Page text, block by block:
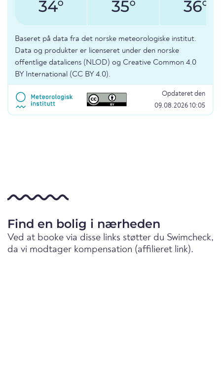
34° 35° 36°
Baseret på data fra det norske meteorologiske institut.
Data og produkter er licenseret under den norske
offentlige datalicens (NLOD) og Creative Common 4.0
BY International (CC BY 4.0).
Opdateret den
09.08.2026 10:05
Find en bolig i nærheden
Ved at booke via disse links støtter du Swimcheck,
da vi modtager kompensation (affilieret link).